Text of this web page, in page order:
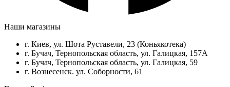
Наши магазины
г. Киев, ул. Шота Руставели, 23 (Коньякотека)
г. Бучач, Тернопольская область, ул. Галицкая, 157А
г. Бучач, Тернопольская область, ул. Галицкая, 59
г. Вознесенск. ул. Соборности, 61